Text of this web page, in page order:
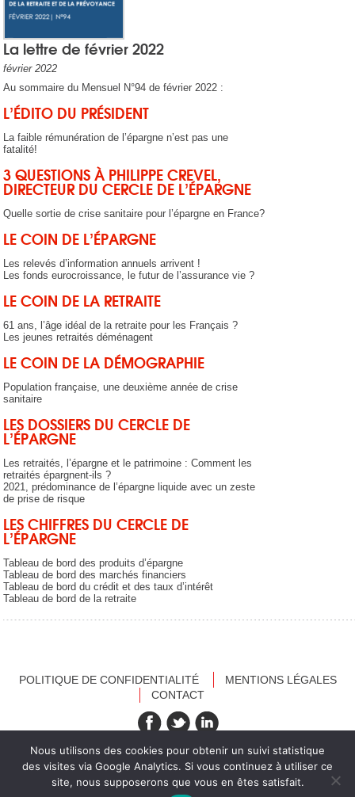
La lettre de février 2022
février 2022
Au sommaire du Mensuel N°94 de février 2022 :
L’ÉDITO DU PRÉSIDENT
La faible rémunération de l’épargne n’est pas une
fatalité!
3 QUESTIONS À PHILIPPE CREVEL,
DIRECTEUR DU CERCLE DE L’ÉPARGNE
Quelle sortie de crise sanitaire pour l’épargne en France?
LE COIN DE L’ÉPARGNE
Les relevés d’information annuels arrivent !
Les fonds eurocroissance, le futur de l’assurance vie ?
LE COIN DE LA RETRAITE
61 ans, l’âge idéal de la retraite pour les Français ?
Les jeunes retraités déménagent
LE COIN DE LA DÉMOGRAPHIE
Population française, une deuxième année de crise
sanitaire
LES DOSSIERS DU CERCLE DE
L’ÉPARGNE
Les retraités, l’épargne et le patrimoine : Comment les
retraités épargnent-ils ?
2021, prédominance de l’épargne liquide avec un zeste
de prise de risque
LES CHIFFRES DU CERCLE DE
L’ÉPARGNE
Tableau de bord des produits d’épargne
Tableau de bord des marchés financiers
Tableau de bord du crédit et des taux d’intérêt
Tableau de bord de la retraite
POLITIQUE DE CONFIDENTIALITÉ
MENTIONS LÉGALES
CONTACT
recevez nos newsletters
Nous utilisons des cookies pour obtenir un suivi statistique
des visites via Google Analytics. Si vous continuez à utiliser ce
site, nous supposerons que vous en êtes satisfait.